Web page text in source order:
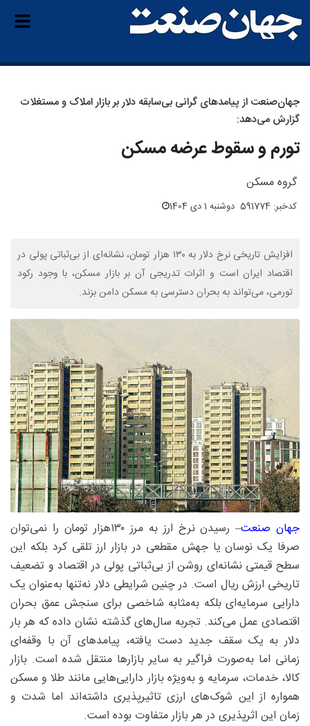
جهان‌صنعت از پیامدهای گرانی بی‌سابقه دلار بر بازار املاک و مستغلات
گزارش می‌دهد:
تورم و سقوط عرضه مسکن
گروه مسکن
کدخبر: 591774 دوشنبه 1 دی 1404
افزایش تاریخی نرخ دلار به ۱۳۰ هزار تومان، نشانه‌ای از بی‌ثباتی پولی در
اقتصاد ایران است و اثرات تدریجی آن بر بازار مسکن، با وجود رکود
تورمی، می‌تواند به بحران دسترسی به مسکن دامن بزند.
جهان صنعت
– رسیدن نرخ ارز به مرز ۱۳۰‌هزار تومان را نمی‌توان
صرفا یک نوسان یا جهش مقطعی در بازار ارز تلقی کرد بلکه این
سطح قیمتی نشانه‌ای روشن از بی‌ثباتی پولی در اقتصاد و تضعیف
تاریخی ارزش ریال است. در چنین شرایطی دلار نه‌تنها به‌عنوان یک
دارایی سرمایه‌ای بلکه به‌مثابه شاخصی برای سنجش عمق بحران
اقتصادی عمل می‌کند. تجربه سال‌های گذشته نشان داده که هر بار
دلار به یک سقف جدید دست یافته، پیامدهای آن با وقفه‌ای
زمانی اما به‌صورت فراگیر به سایر بازارها منتقل شده است. بازار
کالا، خدمات، سرمایه و به‌ویژه بازار دارایی‌هایی مانند طلا و مسکن
همواره از این شوک‌های ارزی تاثیرپذیری داشته‌اند اما شدت و
زمان این اثرپذیری در هر بازار متفاوت بوده است.